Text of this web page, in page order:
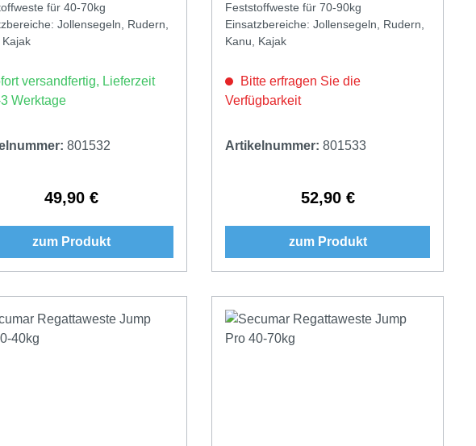
für 40-70kg
Jollensegeln, Rudern,
versandfertig, Lieferzeit
Werktage
801532
Regulärer Preis:
49,90 €
zum Produkt
Feststoffweste für 70-90kg
Einsatzbereiche: Jollensegeln, Rudern,
Kanu, Kajak
Bitte erfragen Sie die
Verfügbarkeit
Artikelnummer:801533
Regulärer Preis:
52,90 €
zum Produkt